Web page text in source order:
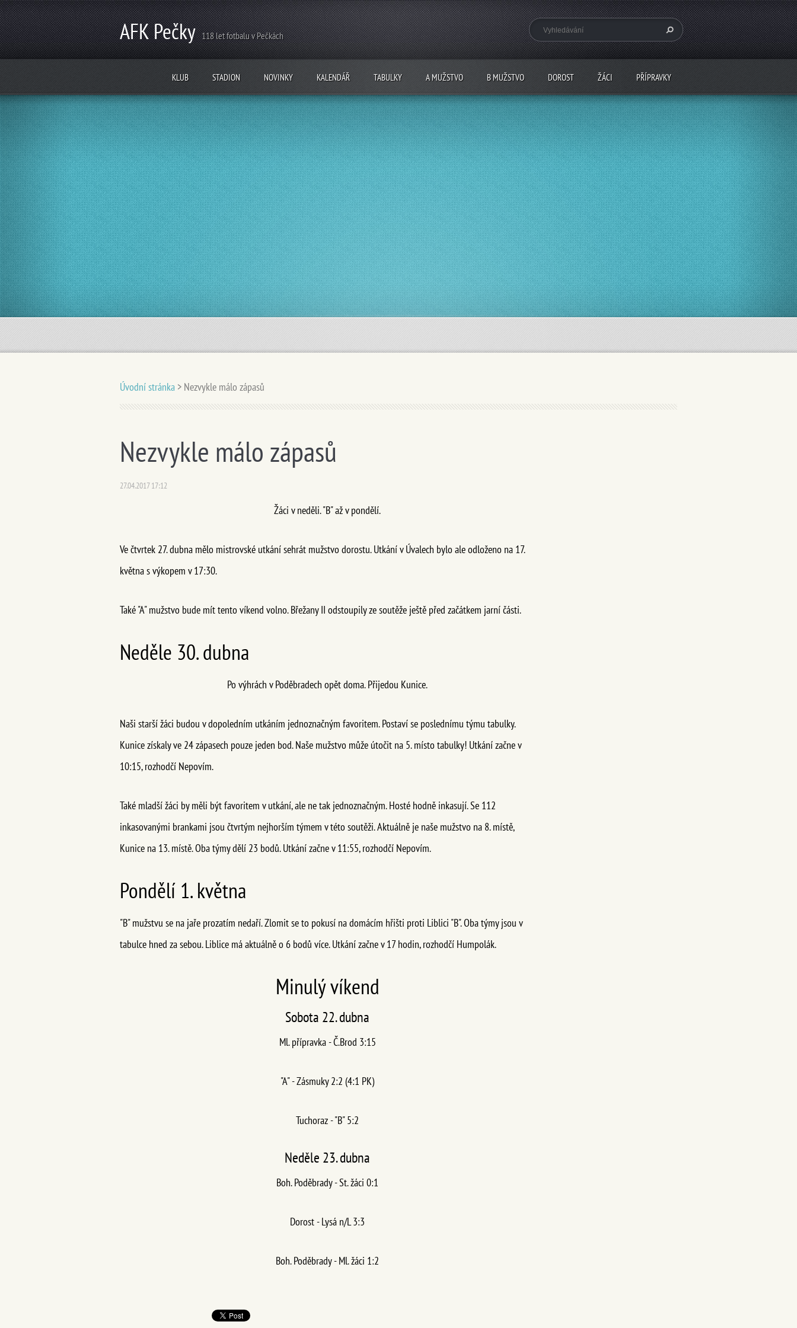
AFK Pečky 118 let fotbalu v Pečkách
KLUB STADION NOVINKY KALENDÁŘ TABULKY A MUŽSTVO B MUŽSTVO DOROST ŽÁCI PŘÍPRAVKY
Úvodní stránka > Nezvykle málo zápasů
Nezvykle málo zápasů
27.04.2017 17:12
Žáci v neděli. "B" až v pondělí.
Ve čtvrtek 27. dubna mělo mistrovské utkání sehrát mužstvo dorostu. Utkání v Úvalech bylo ale odloženo na 17.
května s výkopem v 17:30.
Také "A" mužstvo bude mít tento víkend volno. Břežany II odstoupily ze soutěže ještě před začátkem jarní části.
Neděle 30. dubna
Po výhrách v Poděbradech opět doma. Přijedou Kunice.
Naši starší žáci budou v dopoledním utkáním jednoznačným favoritem. Postaví se poslednímu týmu tabulky.
Kunice získaly ve 24 zápasech pouze jeden bod. Naše mužstvo může útočit na 5. místo tabulky! Utkání začne v
10:15, rozhodčí Nepovím.
Také mladší žáci by měli být favoritem v utkání, ale ne tak jednoznačným. Hosté hodně inkasují. Se 112
inkasovanými brankami jsou čtvrtým nejhorším týmem v této soutěži. Aktuálně je naše mužstvo na 8. místě,
Kunice na 13. místě. Oba týmy dělí 23 bodů. Utkání začne v 11:55, rozhodčí Nepovím.
Pondělí 1. května
"B" mužstvu se na jaře prozatím nedaří. Zlomit se to pokusí na domácím hřišti proti Liblici "B". Oba týmy jsou v
tabulce hned za sebou. Liblice má aktuálně o 6 bodů více. Utkání začne v 17 hodin, rozhodčí Humpolák.
Minulý víkend
Sobota 22. dubna
Ml. přípravka - Č.Brod 3:15
"A" - Zásmuky 2:2 (4:1 PK)
Tuchoraz - "B" 5:2
Neděle 23. dubna
Boh. Poděbrady - St. žáci 0:1
Dorost - Lysá n/L 3:3
Boh. Poděbrady - Ml. žáci 1:2